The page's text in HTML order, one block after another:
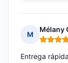
M
Mélany
Nota: 5
Entrega